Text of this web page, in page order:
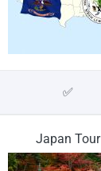
✅
Japan Tour